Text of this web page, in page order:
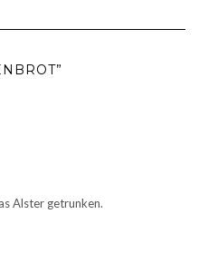
Alster getrunken.